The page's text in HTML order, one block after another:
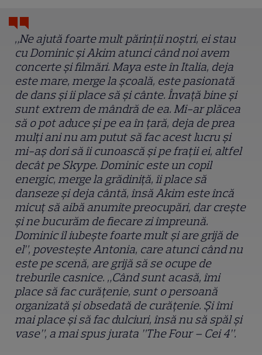
„Ne ajută foarte mult părinții noștri, ei stau
cu Dominic și Akim atunci când noi avem
concerte și filmări. Maya este în Italia, deja
este mare, merge la școală, este pasionată
de dans și îi place să și cânte. Învață bine și
sunt extrem de mândră de ea. Mi-ar plăcea
să o pot aduce și pe ea în țară, deja de prea
mulți ani nu am putut să fac acest lucru și
mi-aș dori să îi cunoască și pe frații ei, altfel
decât pe Skype. Dominic este un copil
energic, merge la grădiniță, îi place să
danseze și deja cântă, însă Akim este încă
micuț să aibă anumite preocupări, dar crește
și ne bucurăm de fiecare zi împreună.
Dominic îl iubește foarte mult și are grijă de
el”, povestește Antonia, care atunci când nu
este pe scenă, are grijă să se ocupe de
treburile casnice. „Când sunt acasă, îmi
place să fac curățenie, sunt o persoană
organizată și obsedată de curățenie. Și îmi
mai place și să fac dulciuri, însă nu să spăl și
vase”, a mai spus jurata ”The Four – Cei 4”.